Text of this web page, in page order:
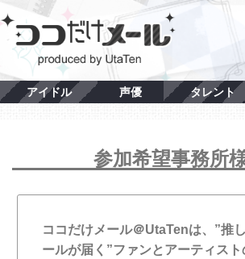
アイドル 声優 タレント
参加希望事務所
ココだけメール＠UtaTenは、”推
ールが届く”ファンとアーティス